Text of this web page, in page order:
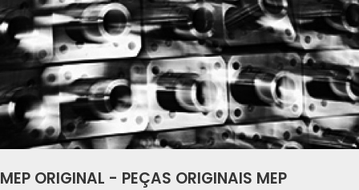
MEP ORIGINAL - PEÇAS ORIGINAIS MEP